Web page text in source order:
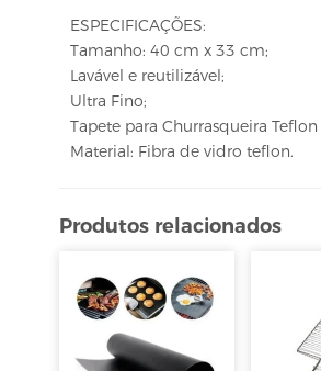
ESPECIFICAÇÕES:
Tamanho: 40 cm x 33 cm;
Lavável e reutilizável;
Ultra Fino;
Tapete para Churrasqueira
Material: Fibra de vidro teflon.
Produtos relacionados